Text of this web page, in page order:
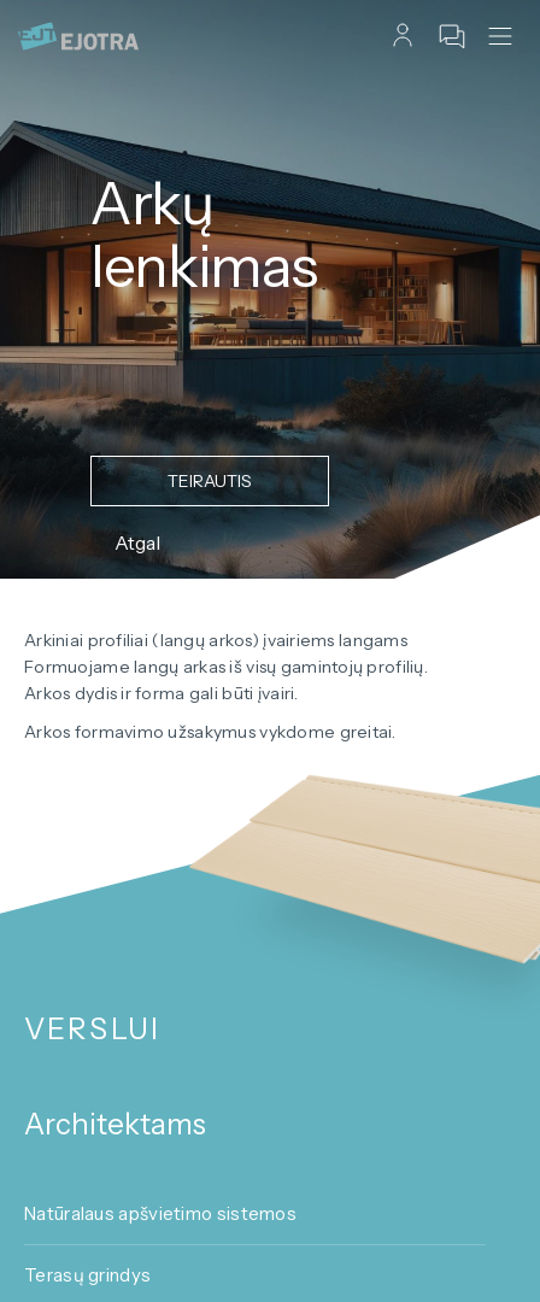
Arkų
lenkimas
TEIRAUTIS
Atgal
Arkiniai profiliai (langų arkos) įvairiems langams
Formuojame langų arkas iš visų gamintojų profilių.
Arkos dydis ir forma gali būti įvairi.
Arkos formavimo užsakymus vykdome greitai.
VERSLUI
Architektams
Natūralaus apšvietimo sistemos
Terasų grindys